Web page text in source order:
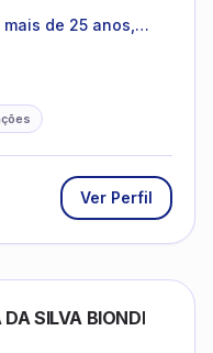
de 25 anos,
em
Ver Perfil
SILVA BIONDI